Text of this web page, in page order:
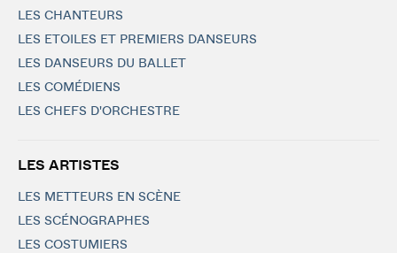
LES CHANTEURS
LES ETOILES ET PREMIERS DANSEURS
LES DANSEURS DU BALLET
LES COMÉDIENS
LES CHEFS D'ORCHESTRE
LES ARTISTES
LES METTEURS EN SCÈNE
LES SCÉNOGRAPHES
LES COSTUMIERS